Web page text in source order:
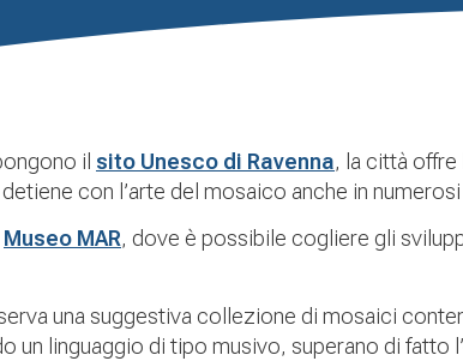
il sito Unesco di Ravenna, la città offre
con l’arte del mosaico anche in
Museo MAR, dove è possibile cogliere gli
una suggestiva collezione di mosaici
un linguaggio di tipo musivo, superano di fatto